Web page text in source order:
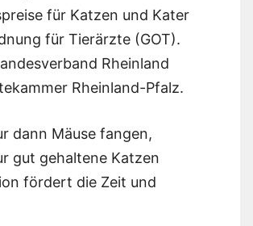
für Katzen und Kater
für Tierärzte (GOT).
Rheinland
Rheinland-Pfalz.
dann Mäuse fangen,
gut gehaltene Katzen
fördert die Zeit und